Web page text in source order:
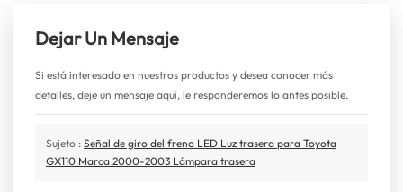
Dejar Un Mensaje
Si está interesado en nuestros productos y desea conocer más
detalles, deje un mensaje aquí, le responderemos lo antes posible.
Sujeto : Señal de giro del freno LED Luz trasera para Toyota
GX110 Marca 2000-2003 Lámpara trasera